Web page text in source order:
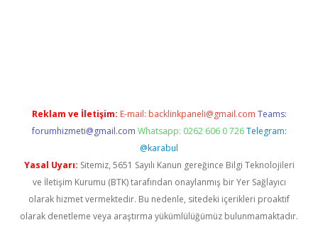
Reklam ve İletişim: E-mail: backlinkpaneli@gmail.com Teams:
forumhizmeti@gmail.com Whatsapp: 0262 606 0 726 Telegram:
@karabul
Yasal Uyarı: Sitemiz, 5651 Sayılı Kanun gereğince Bilgi Teknolojileri
ve İletişim Kurumu (BTK) tarafından onaylanmış bir Yer Sağlayıcı
olarak hizmet vermektedir. Bu nedenle, sitedeki içerikleri proaktif
olarak denetleme veya araştırma yükümlülüğümüz bulunmamaktadır.